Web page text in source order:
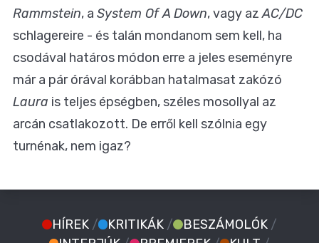
Rammstein, a System Of A Down, vagy azAC/DC
schlagereire - és talán mondanom sem kell, ha
csodával határos módon erre a jeles eseményre
már a pár órával korábban hatalmasat zakózó
Laura is teljes épségben, széles mosollyal az
arcán csatlakozott. De erről kell szólnia egy
turnénak, nem igaz?
HÍREK / KRITIKÁK / BESZÁMOLÓK /